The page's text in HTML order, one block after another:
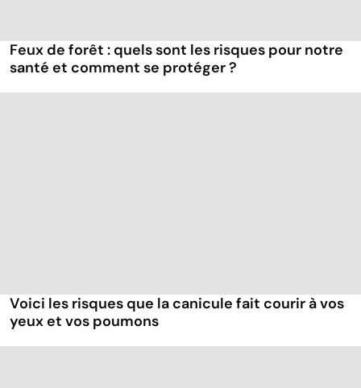
Feux de forêt : quels sont les risques pour notre
santé et comment se protéger ?
Voici les risques que la canicule fait courir à vos
yeux et vos poumons